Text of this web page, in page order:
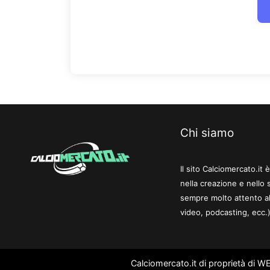
Chi siamo
Il sito Calciomercato.it
nella creazione e nello
sempre molto attento
video, podcasting,
Calciomercato.it di proprietà di